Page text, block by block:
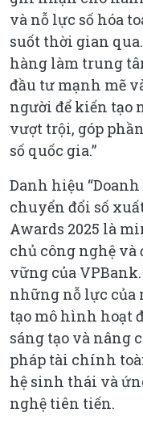
và nỗ lực số hóa
suốt thời gian
hàng làm trung
đầu tư mạnh mẽ
người để kiến
vượt trội, góp
số quốc gia.”
Danh hiệu
chuyển đổi số
Awards 2025 là
chủ công nghệ
vững của
những nỗ lực của
tạo mô hình hoạt
sáng tạo và nâng
pháp tài chính
hệ sinh thái và
nghệ tiên tiến.